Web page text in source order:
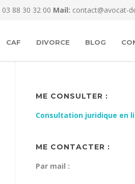
03 88 30 32 00 Mail: contact@avocat-
CAF DIVORCE BLOG
ME CONSULTER :
Consultation juridique en
ME CONTACTER :
Par mail :